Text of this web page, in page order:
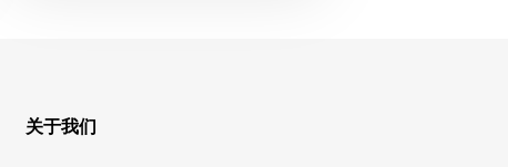
关于我们